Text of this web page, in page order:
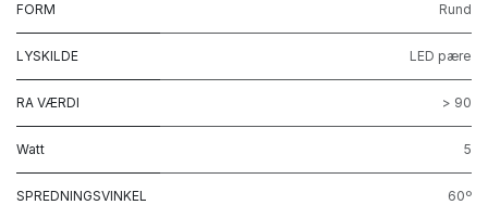
FORM Rund
LYSKILDE LED pære
RA VÆRDI > 90
Watt 5
SPREDNINGSVINKEL 60º